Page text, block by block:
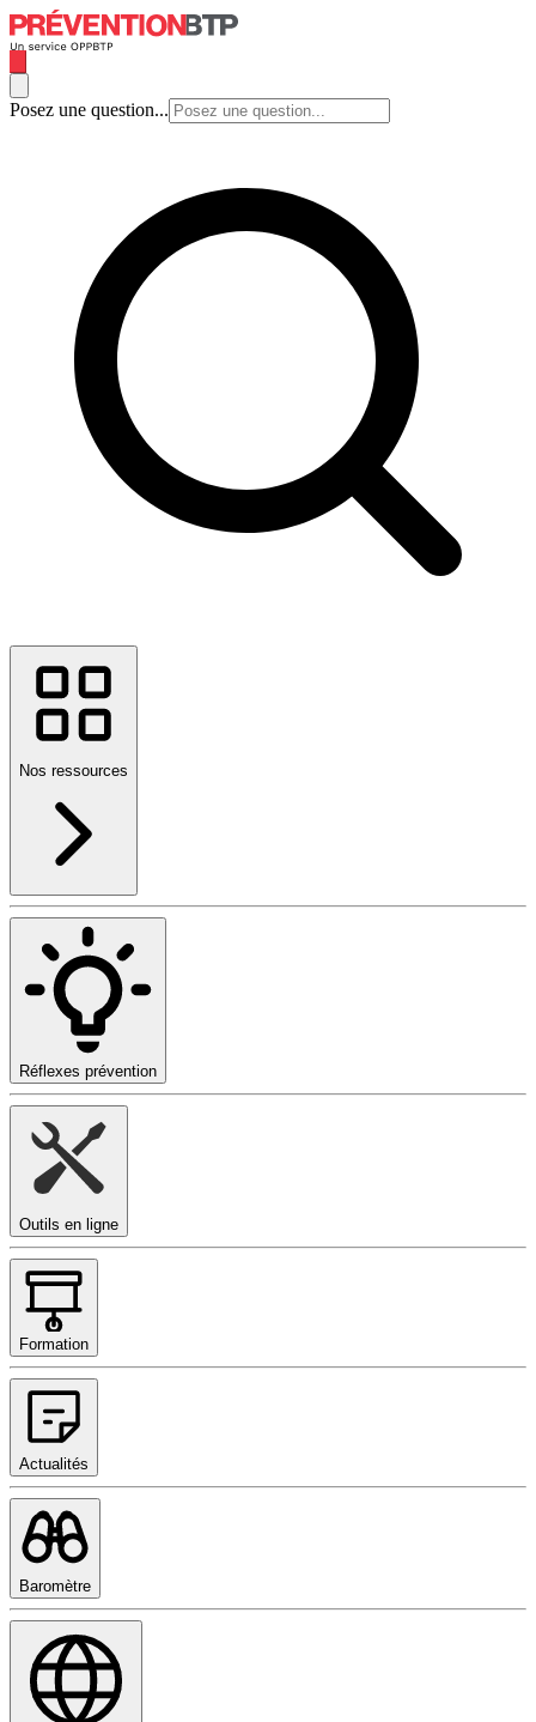
Posez une question...
Nos ressources
Réflexes prévention
Outils en ligne
Formation
Actualités
Baromètre